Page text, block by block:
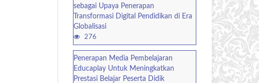
sebagai Upaya Penerapan
Transformasi Digital Pendidikan di Era
Globalisasi
276
Penerapan Media Pembelajaran
Educaplay Untuk Meningkatkan
Prestasi Belajar Peserta Didik